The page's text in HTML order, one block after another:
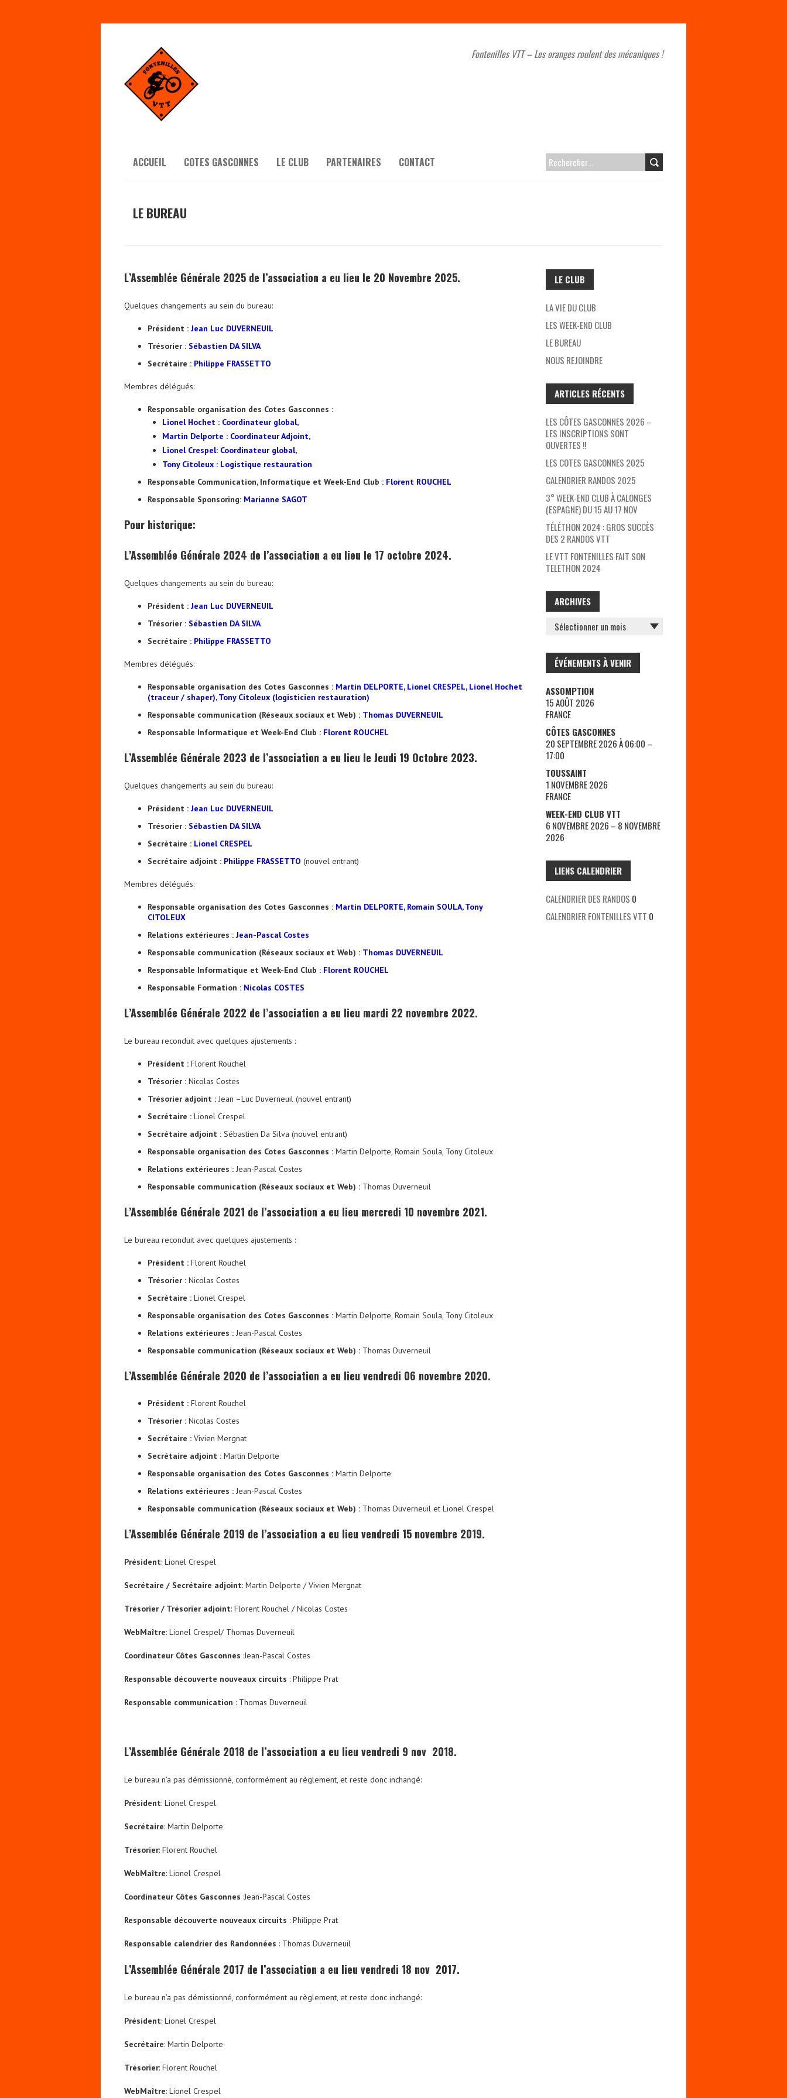
Fontenilles VTT – Les oranges roulent des mécaniques !
ACCUEIL COTES GASCONNES LE CLUB PARTENAIRES CONTACT RECHERCHER :
LE BUREAU
L’Assemblée Générale 2025 de l’association a eu lieu le 20 Novembre 2025.
Quelques changements au sein du bureau:
Président : Jean Luc DUVERNEUIL
Trésorier : Sébastien DA SILVA
Secrétaire : Philippe FRASSETTO
Membres délégués:
Responsable organisation des Cotes Gasconnes :
Lionel Hochet : Coordinateur global,
Martin Delporte : Coordinateur Adjoint,
Lionel Crespel: Coordinateur global,
Tony Citoleux : Logistique restauration
Responsable Communication, Informatique et Week-End Club : Florent ROUCHEL
Responsable Sponsoring: Marianne SAGOT
Pour historique:
L’Assemblée Générale 2024 de l’association a eu lieu le 17 octobre 2024.
Quelques changements au sein du bureau:
Président : Jean Luc DUVERNEUIL
Trésorier : Sébastien DA SILVA
Secrétaire : Philippe FRASSETTO
Membres délégués:
Responsable organisation des Cotes Gasconnes : Martin DELPORTE, Lionel CRESPEL, Lionel Hochet
(traceur / shaper), Tony Citoleux (logisticien restauration)
Responsable communication (Réseaux sociaux et Web) : Thomas DUVERNEUIL
Responsable Informatique et Week-End Club : Florent ROUCHEL
L’Assemblée Générale 2023 de l’association a eu lieu le Jeudi 19 Octobre 2023.
Quelques changements au sein du bureau:
Président : Jean Luc DUVERNEUIL
Trésorier : Sébastien DA SILVA
Secrétaire : Lionel CRESPEL
Secrétaire adjoint : Philippe FRASSETTO (nouvel entrant)
Membres délégués:
Responsable organisation des Cotes Gasconnes : Martin DELPORTE, Romain SOULA, Tony
CITOLEUX
Relations extérieures : Jean-Pascal Costes
Responsable communication (Réseaux sociaux et Web) : Thomas DUVERNEUIL
Responsable Informatique et Week-End Club : Florent ROUCHEL
Responsable Formation : Nicolas COSTES
L’Assemblée Générale 2022 de l’association a eu lieu mardi 22 novembre 2022.
Le bureau reconduit avec quelques ajustements :
Président : Florent Rouchel
Trésorier : Nicolas Costes
Trésorier adjoint : Jean –Luc Duverneuil (nouvel entrant)
Secrétaire : Lionel Crespel
Secrétaire adjoint : Sébastien Da Silva (nouvel entrant)
Responsable organisation des Cotes Gasconnes : Martin Delporte, Romain Soula, Tony Citoleux
Relations extérieures : Jean-Pascal Costes
Responsable communication (Réseaux sociaux et Web) : Thomas Duverneuil
L’Assemblée Générale 2021 de l’association a eu lieu mercredi 10 novembre 2021.
Le bureau reconduit avec quelques ajustements :
Président : Florent Rouchel
Trésorier : Nicolas Costes
Secrétaire : Lionel Crespel
Responsable organisation des Cotes Gasconnes : Martin Delporte, Romain Soula, Tony Citoleux
Relations extérieures : Jean-Pascal Costes
Responsable communication (Réseaux sociaux et Web) : Thomas Duverneuil
L’Assemblée Générale 2020 de l’association a eu lieu vendredi 06 novembre 2020.
Président : Florent Rouchel
Trésorier : Nicolas Costes
Secrétaire : Vivien Mergnat
Secrétaire adjoint : Martin Delporte
Responsable organisation des Cotes Gasconnes : Martin Delporte
Relations extérieures : Jean-Pascal Costes
Responsable communication (Réseaux sociaux et Web) : Thomas Duverneuil et Lionel Crespel
L’Assemblée Générale 2019 de l’association a eu lieu vendredi 15 novembre 2019.
Président: Lionel Crespel
Secrétaire / Secrétaire adjoint: Martin Delporte / Vivien Mergnat
Trésorier / Trésorier adjoint: Florent Rouchel / Nicolas Costes
WebMaître: Lionel Crespel/ Thomas Duverneuil
Coordinateur Côtes Gasconnes :Jean-Pascal Costes
Responsable découverte nouveaux circuits : Philippe Prat
Responsable communication : Thomas Duverneuil
L’Assemblée Générale 2018 de l’association a eu lieu vendredi 9 nov 2018.
Le bureau n’a pas démissionné, conformément au règlement, et reste donc inchangé:
Président: Lionel Crespel
Secrétaire: Martin Delporte
Trésorier: Florent Rouchel
WebMaître: Lionel Crespel
Coordinateur Côtes Gasconnes :Jean-Pascal Costes
Responsable découverte nouveaux circuits : Philippe Prat
Responsable calendrier des Randonnées : Thomas Duverneuil
L’Assemblée Générale 2017 de l’association a eu lieu vendredi 18 nov 2017.
Le bureau n’a pas démissionné, conformément au règlement, et reste donc inchangé:
Président: Lionel Crespel
Secrétaire: Martin Delporte
Trésorier: Florent Rouchel
WebMaître: Lionel Crespel
LE CLUB
LA VIE DU CLUB
LES WEEK-END CLUB
LE BUREAU
NOUS REJOINDRE
ARTICLES RÉCENTS
LES CÔTES GASCONNES 2026 –
LES INSCRIPTIONS SONT
OUVERTES !!
LES COTES GASCONNES 2025
CALENDRIER RANDOS 2025
3° WEEK-END CLUB À CALONGES
(ESPAGNE) DU 15 AU 17 NOV
TÉLÉTHON 2024 : GROS SUCCÈS
DES 2 RANDOS VTT
LE VTT FONTENILLES FAIT SON
TELETHON 2024
ARCHIVES
ARCHIVES
ÉVÉNEMENTS À VENIR
ASSOMPTION
15 AOÛT 2026
FRANCE
CÔTES GASCONNES
20 SEPTEMBRE 2026 À 06:00 –
17:00
TOUSSAINT
1 NOVEMBRE 2026
FRANCE
WEEK-END CLUB VTT
6 NOVEMBRE 2026 – 8 NOVEMBRE
2026
LIENS CALENDRIER
CALENDRIER DES RANDOS 0
CALENDRIER FONTENILLES VTT 0